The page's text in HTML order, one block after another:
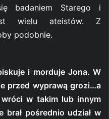
badaniem Starego i
wielu ateistów. Z
podobnie.
i morduje Jona. W
przed wyprawą grozi…a
w takim lub innym
pośrednio udział w